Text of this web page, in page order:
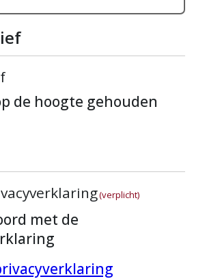
de hoogte gehouden
(verplicht)
met de